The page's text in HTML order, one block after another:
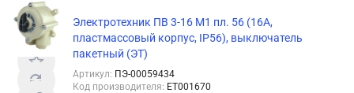
Электротехник ПВ 3-16 М1 пл. 56 (16А,
пластмассовый корпус, IP56), выключатель
пакетный (ЭТ)
Артикул: ПЭ-00059434
Код производителя: ET001670